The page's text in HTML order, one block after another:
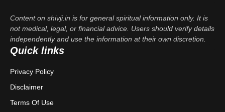
Content on shivji.in is for general spiritual information only. It is
not medical, legal, or financial advice. Users should verify details
independently and use the information at their own discretion.
Quick links
Privacy Policy
Disclaimer
Terms Of Use